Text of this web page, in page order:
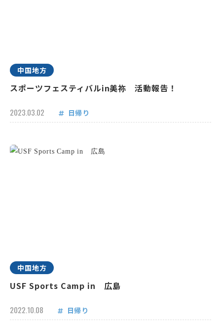
中国地方
スポーツフェスティバルin美祢 活動報告！
2023.03.02 日帰り
中国地方
USF Sports Camp in 広島
2022.10.08 日帰り